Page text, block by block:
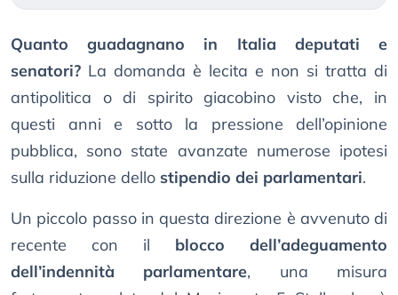
Quanto guadagnano in Italia deputati e
senatori? La domanda è lecita e non si tratta di
antipolitica o di spirito giacobino visto che, in
questi anni e sotto la pressione dell’opinione
pubblica, sono state avanzate numerose ipotesi
sulla riduzione dello stipendio dei parlamentari.
Un piccolo passo in questa direzione è avvenuto di
recente con il blocco dell’adeguamento
dell’indennità parlamentare, una misura